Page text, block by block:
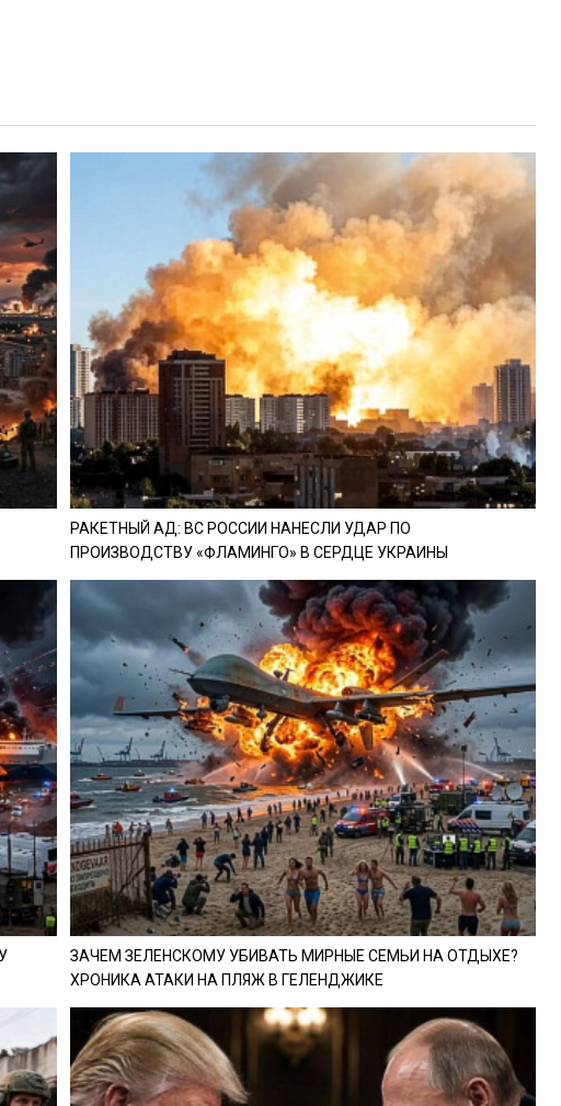
РАКЕТНЫЙ АД: ВС РОССИИ НАНЕСЛИ УДАР ПО
ПРОИЗВОДСТВУ «ФЛАМИНГО» В СЕРДЦЕ УКРАИНЫ
ЗАЧЕМ ЗЕЛЕНСКОМУ УБИВАТЬ МИРНЫЕ СЕМЬИ НА ОТДЫХЕ?
ХРОНИКА АТАКИ НА ПЛЯЖ В ГЕЛЕНДЖИКЕ